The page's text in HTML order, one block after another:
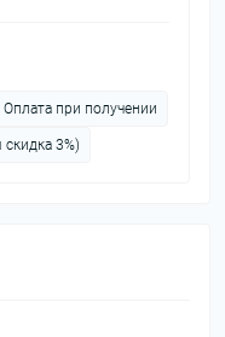
Оплата при получении
3%)